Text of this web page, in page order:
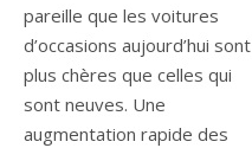
pareille que les voitures
d’occasions aujourd’hui sont
plus chères que celles qui
sont neuves. Une
augmentation rapide des